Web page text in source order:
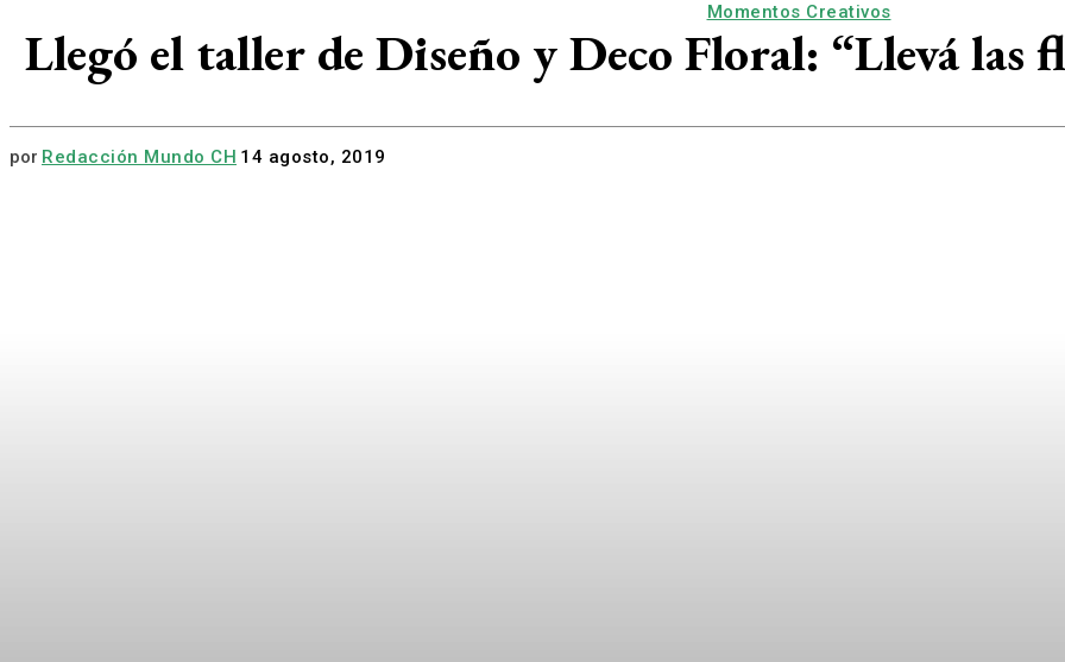
Momentos Creativos
Llegó el taller de Diseño y Deco Floral: “Llevá las
por Redacción Mundo CH 14 agosto, 2019